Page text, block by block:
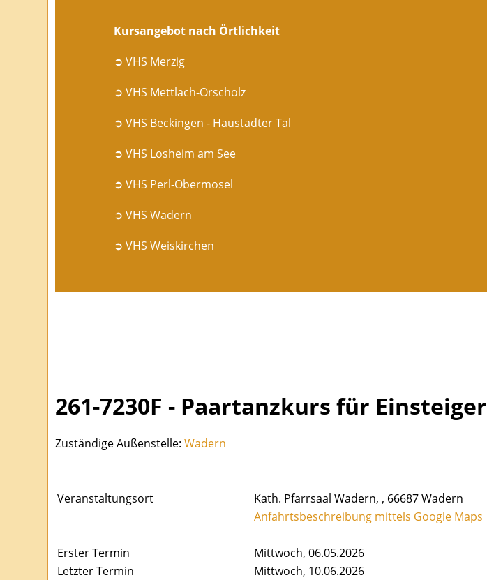
Kursangebot nach Örtlichkeit
➲ VHS Merzig
➲ VHS Mettlach-Orscholz
➲ VHS Beckingen - Haustadter Tal
➲ VHS Losheim am See
➲ VHS Perl-Obermosel
➲ VHS Wadern
➲ VHS Weiskirchen
261-7230F - Paartanzkurs für Einsteiger
Zuständige Außenstelle: Wadern
Veranstaltungsort
Kath. Pfarrsaal Wadern, , 66687 Wadern
Anfahrtsbeschreibung mittels Google Maps
Erster Termin
Mittwoch, 06.05.2026
Letzter Termin
Mittwoch, 10.06.2026